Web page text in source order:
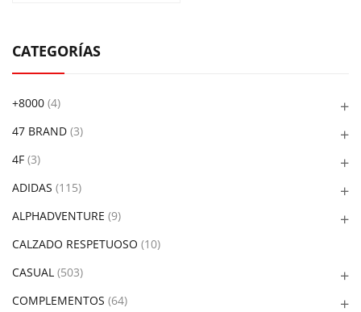
CATEGORÍAS
+8000 (4)
47 BRAND (3)
4F (3)
ADIDAS (115)
ALPHADVENTURE (9)
CALZADO RESPETUOSO (10)
CASUAL (503)
COMPLEMENTOS (64)